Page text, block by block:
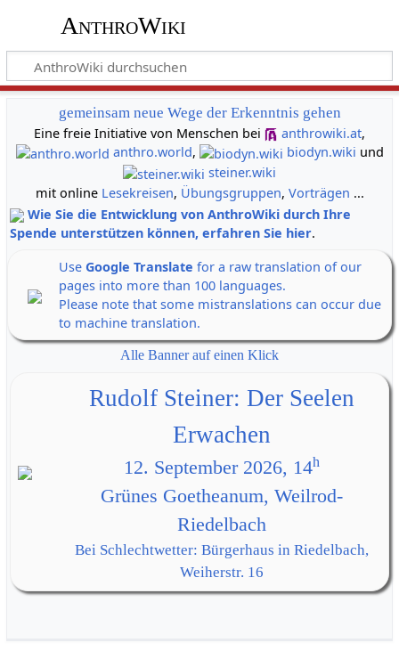
AnthroWiki
gemeinsam neue Wege der Erkenntnis gehen
Eine freie Initiative von Menschen bei
anthrowiki.at,
anthro.world, biodyn.wiki und
steiner.wiki
mit online Lesekreisen, Übungsgruppen, Vorträgen ...
Wie Sie die Entwicklung von AnthroWiki durch Ihre
Spende unterstützen können, erfahren Sie hier.
Use Google Translate for a raw translation of our
pages into more than 100 languages.
Please note that some mistranslations can occur due
to machine translation.
Alle Banner auf einen Klick
Rudolf Steiner: Der Seelen
Erwachen
12. September 2026, 14h
Grünes Goetheanum, Weilrod-
Riedelbach
Bei Schlechtwetter: Bürgerhaus in Riedelbach,
Weiherstr. 16